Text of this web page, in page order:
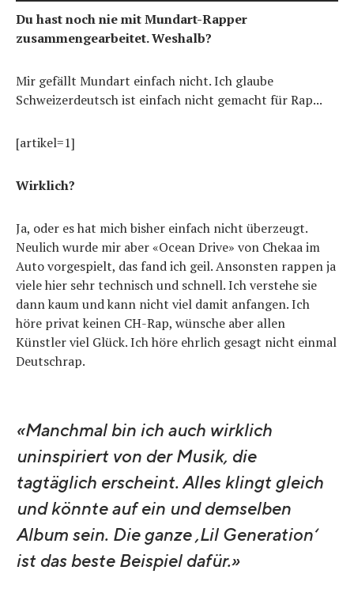
Du hast noch nie mit Mundart-Rapper
zusammengearbeitet. Weshalb?
Mir gefällt Mundart einfach nicht. Ich glaube
Schweizerdeutsch ist einfach nicht gemacht für Rap...
[artikel=1]
Wirklich?
Ja, oder es hat mich bisher einfach nicht überzeugt.
Neulich wurde mir aber «Ocean Drive» von Chekaa im
Auto vorgespielt, das fand ich geil. Ansonsten rappen ja
viele hier sehr technisch und schnell. Ich verstehe sie
dann kaum und kann nicht viel damit anfangen. Ich
höre privat keinen CH-Rap, wünsche aber allen
Künstler viel Glück. Ich höre ehrlich gesagt nicht einmal
Deutschrap.
«Manchmal bin ich auch wirklich
uninspiriert von der Musik, die
tagtäglich erscheint. Alles klingt gleich
und könnte auf ein und demselben
Album sein. Die ganze ‚Lil Generation‘
ist das beste Beispiel dafür.»